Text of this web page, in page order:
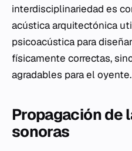
interdisciplinariedad es
acústica arquitectónica
psicoacústica para
físicamente correctas,
agradables para el oyente.
Propagación de
sonoras